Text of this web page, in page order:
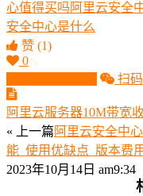
心值得买吗 阿里云安全
安全中心是什么
赞 (1)
0
扫
阿里云服务器10M带宽
« 上一篇 阿里云安全中
能_使用优缺点_版本费
2023年10月14日 am9:34